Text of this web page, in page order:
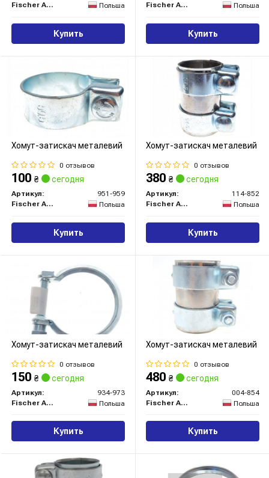
Fischer Automotive One (FA1)
Польша
Купить
Fischer Automotive One (FA1)
Польша
Купить
Хомут-затискач металевий
0 отзывов
100 ₴ сегодня
Артикул:
951-959
Fischer Automotive One (FA1)
Польша
Купить
Хомут-затискач металевий
0 отзывов
380 ₴ сегодня
Артикул:
114-852
Fischer Automotive One (FA1)
Польша
Купить
Хомут-затискач металевий
0 отзывов
150 ₴ сегодня
Артикул:
934-973
Fischer Automotive One (FA1)
Польша
Купить
Хомут-затискач металевий
0 отзывов
480 ₴ сегодня
Артикул:
004-854
Fischer Automotive One (FA1)
Польша
Купить